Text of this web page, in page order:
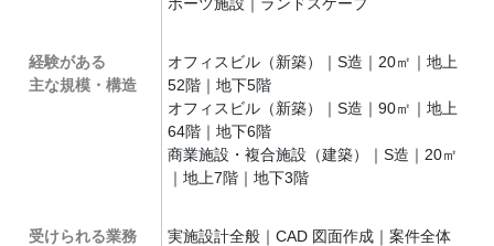
経験がある
主な規模・構造
オフィスビル（新築）｜S造｜20㎡｜地上
52階｜地下5階
オフィスビル（新築）｜S造｜90㎡｜地上
64階｜地下6階
商業施設・複合施設（建築）｜S造｜20㎡
｜地上7階｜地下3階
受けられる業務
実施設計全般｜CAD 図面作成｜案件全体